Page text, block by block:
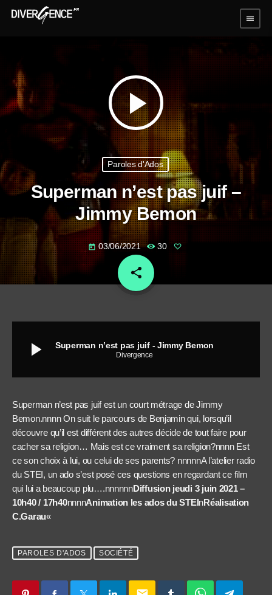
menu
play_arrow
Paroles d'Ados
Superman n’est pas juif –
Jimmy Bemon
today 03/06/2021 30
share
email
play_arrow Superman n’est pas juif - Jimmy Bemon
Divergence
Superman n’est pas juif est un court métrage de Jimmy
Bemon.nnnn On suit le parcours de Benjamin qui, lorsqu’il
découvre qu’il est différent des autres décide de tout faire pour
cacher sa religion… Mais est ce vraiment sa religion?nnnn Est
ce son choix à lui, ou celui de ses parents? nnnnnA l’atelier radio
du STEI, un ado s’est posé ces questions en regardant ce film
qui lui a beaucoup plu….nnnnnnDiffusion jeudi 3 juin 2021 –
10h40 / 17h40nnnnAnimation les ados du STEInRéalisation
C.Garau«
PAROLES D'ADOS SOCIÉTÉ